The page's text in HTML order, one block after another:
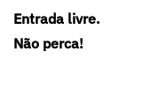
Entrada livre.
Não perca!